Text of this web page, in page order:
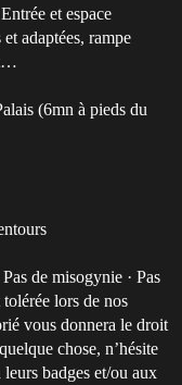
et espace
adaptées, rampe
(6mn à pieds du
de misogynie · Pas
lors de nos
vous donnera le droit
chose, n’hésite
leurs badges et/ou aux